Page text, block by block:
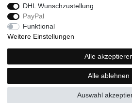
Widerrufs­recht
Daten­schutz­erklärung
DHL Wunschzustellung
PayPal
Funktional
Weitere Einstellungen
Alle
Alle ablehnen
Auswahl